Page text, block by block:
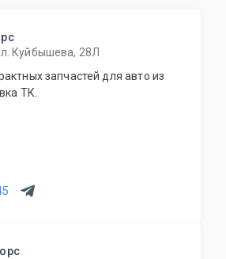
Куйбышева, 28Л
запчастей для авто из
ТК.